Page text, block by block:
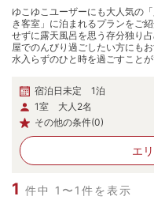
ゆこゆこユーザーにも大人気の
き客室」に泊まれるプランをご
せずに露天風呂を思う存分独り
屋でのんびり過ごしたい方にも
水入らずのひと時を過ごすこと
宿泊日未定 1泊
1室 大人2名
その他の条件(0)
エ
1 件中 1〜1件を表示